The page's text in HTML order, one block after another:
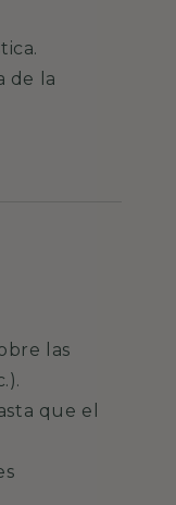
de la
las
que el